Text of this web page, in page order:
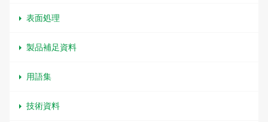
表面処理
製品補足資料
用語集
技術資料